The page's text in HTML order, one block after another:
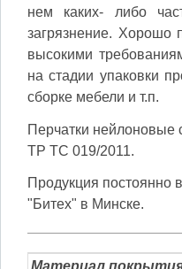
нем каких- либо
загрязнение. Хорошо
высокими
на стадии упаковки
сборке мебели и т.п.
Перчатки нейлоновые
ТР ТС 019/2011.
Продукция постоянно
"Битех" в Минске.